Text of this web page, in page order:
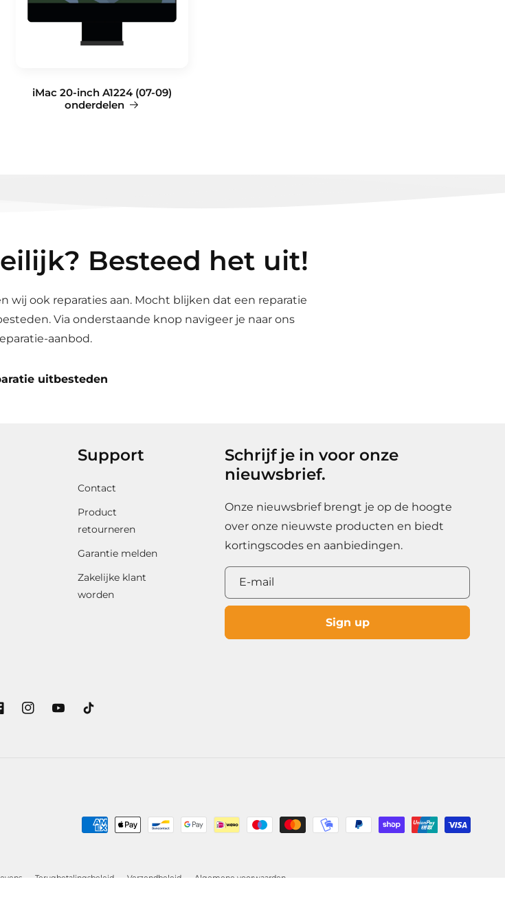
iMac 20-inch A1224 (07-09)
onderdelen
Besteed het uit!
wij ook reparaties aan. Mocht blijken dat een reparatie
Via onderstaande knop navigeer je naar ons
aanbod.
uitbesteden
Support
Contact
Product
retourneren
Garantie melden
Zakelijke klant
worden
Schrijf je in voor onze
nieuwsbrief.
Onze nieuwsbrief brengt je op de hoogte
over onze nieuwste producten en biedt
kortingscodes en aanbiedingen.
E‑mail
Sign up
InstagramYouTubeTikTok
Betaalmethoden
Terugbetalingsbeleid Verzendbeleid Algemene voorwaarden